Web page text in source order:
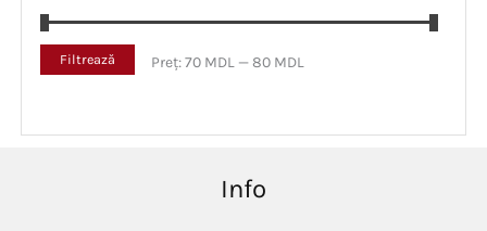
m
m
Filtrează Preț:70 MDL —80 MDL
Info